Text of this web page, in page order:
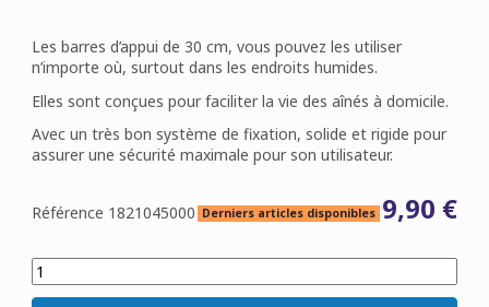
Les barres d’appui de 30 cm, vous pouvez les utiliser
n’importe où, surtout dans les endroits humides.
Elles sont conçues pour faciliter la vie des aînés à domicile.
Avec un très bon système de fixation, solide et rigide pour
assurer une sécurité maximale pour son utilisateur.
Référence 1821045000 Derniers articles disponibles 9,90 €